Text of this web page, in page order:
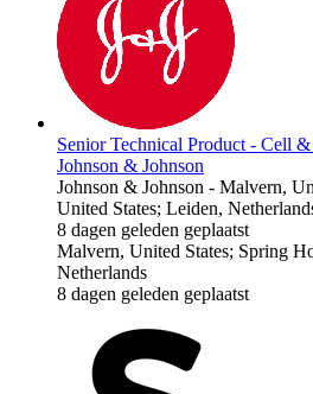
Senior Technical Product - Cell
Johnson & Johnson
Johnson & Johnson - Malvern,
United States; Leiden,
8 dagen geleden geplaatst
Malvern, United States; Spring
Netherlands
8 dagen geleden geplaatst